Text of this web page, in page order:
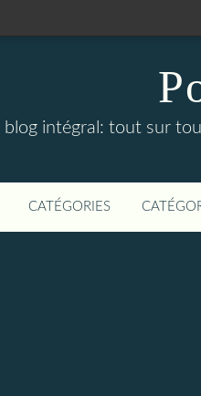
blog intégral: tout sur
CATÉGORIES